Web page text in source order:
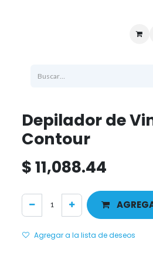
Soporte
Depilador de
Contour
$11,088.44
Agregar a la lista de deseos